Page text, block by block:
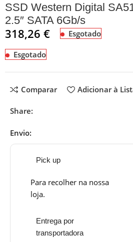
SSD Western Digital
2.5″ SATA 6Gb/s
318,26€ Esgotado
Esgotado
Comparar Adicionar à
Share:
Envio:
Pick up
Para recolher na nossa
loja.
Entrega por
transportadora